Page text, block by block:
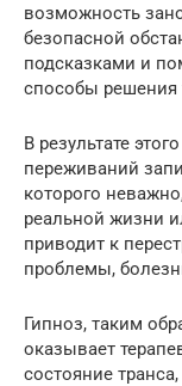
возможность
безопасной
подсказками и
способы решения
В результате
переживаний
которого
реальной жизни
приводит к
проблемы,
Гипноз, таким
оказывает
состояние